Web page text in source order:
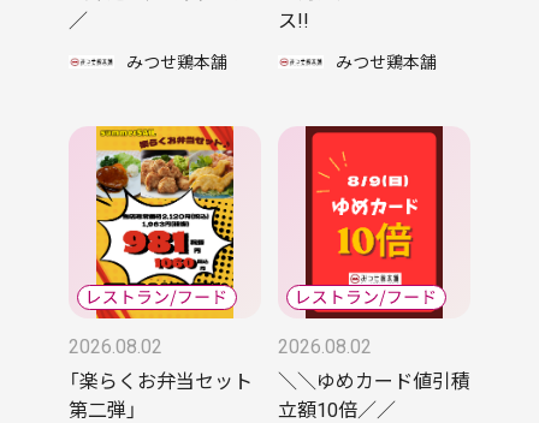
／
みつせ鶏本舗
ス!!
みつせ鶏本舗
2026.08.02
「楽らくお弁当セット
第二弾」
2026.08.02
＼＼ゆめカード値引積
立額10倍／／